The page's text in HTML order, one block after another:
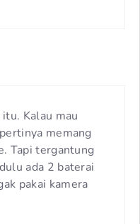
Kalau mau
memang
Tapi tergantung
ada 2 baterai
pakai kamera